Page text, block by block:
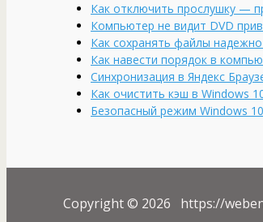
Как отключить прослушку —
Компьютер не видит DVD
Как сохранять файлы
Как навести порядок в
Cинхронизация в Яндекс
Как очистить кэш в Windows
Безопасный режим Windows
Copyright © 2026 https://